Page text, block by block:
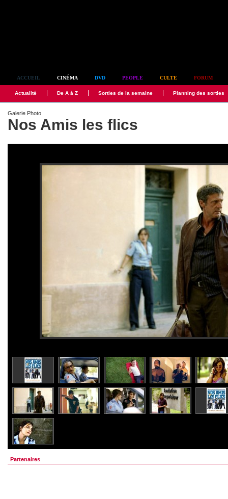
ACCUEIL CINÉMA DVD PEOPLE CULTE FORUM
Actualité De A à Z Sorties de la semaine Planning des sorties
Galerie Photo
Nos Amis les flics
Partenaires